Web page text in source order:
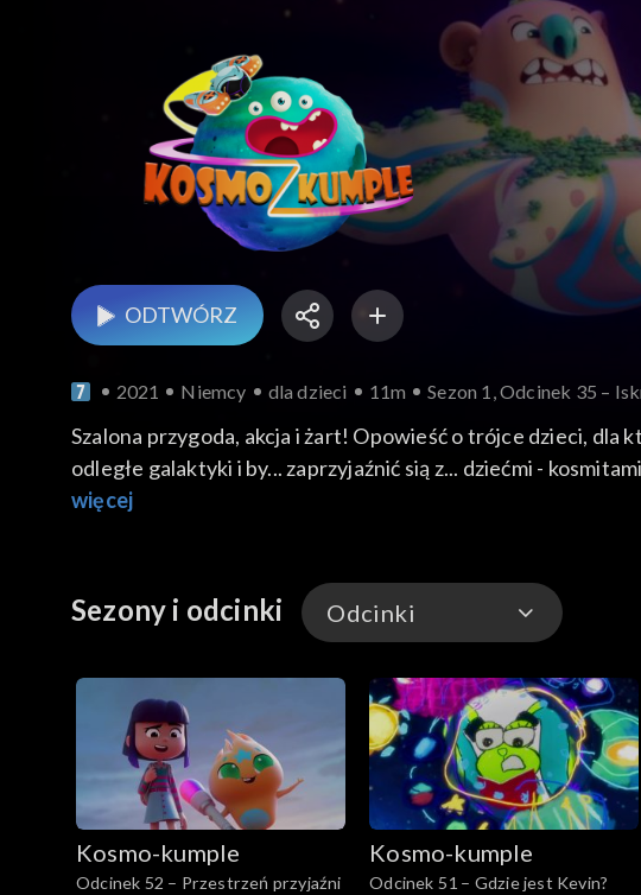
ODTWÓRZ
2021 Niemcy dla dzieci 11m Sezon 1, Odcinek 35 –
Szalona przygoda, akcja i żart! Opowieść o trójce dzieci, dla
odległe galaktyki i by... zaprzyjaźnić sią z... dziećmi -
więcej
Sezony i odcinki Odcinki
Odcinki
Kosmo-kumple
Odcinek 52 – Przestrzeń przyjaźni
Kosmo-kumple
Odcinek 51 – Gdzie jest Kevin?